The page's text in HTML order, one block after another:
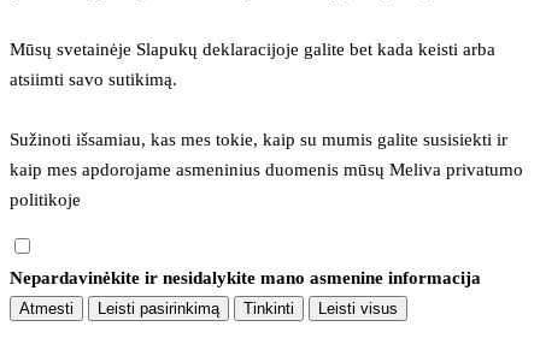
Mūsų svetainėje Slapukų deklaracijoje galite bet kada keisti arba
atsiimti savo sutikimą.
Sužinoti išsamiau, kas mes tokie, kaip su mumis galite susisiekti ir
kaip mes apdorojame asmeninius duomenis mūsų Meliva privatumo
politikoje
Nepardavinėkite ir nesidalykite mano asmenine informacija
Atmesti Leisti pasirinkimą Tinkinti Leisti visus